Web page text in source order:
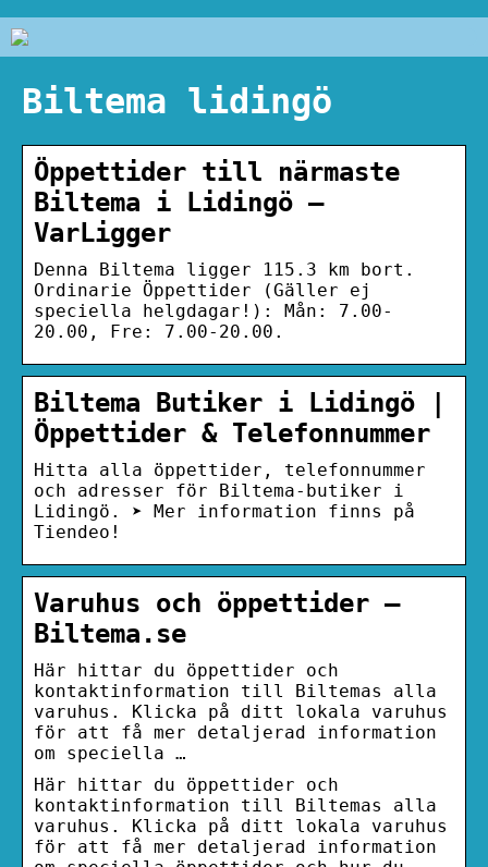
Biltema lidingö
Öppettider till närmaste
Biltema i Lidingö –
VarLigger
Denna Biltema ligger 115.3 km bort.
Ordinarie Öppettider (Gäller ej
speciella helgdagar!): Mån: 7.00-
20.00, Fre: 7.00-20.00.
Biltema Butiker i Lidingö |
Öppettider & Telefonnummer
Hitta alla öppettider, telefonnummer
och adresser för Biltema-butiker i
Lidingö. ➤ Mer information finns på
Tiendeo!
Varuhus och öppettider –
Biltema.se
Här hittar du öppettider och
kontaktinformation till Biltemas alla
varuhus. Klicka på ditt lokala varuhus
för att få mer detaljerad information
om speciella …
Här hittar du öppettider och
kontaktinformation till Biltemas alla
varuhus. Klicka på ditt lokala varuhus
för att få mer detaljerad information